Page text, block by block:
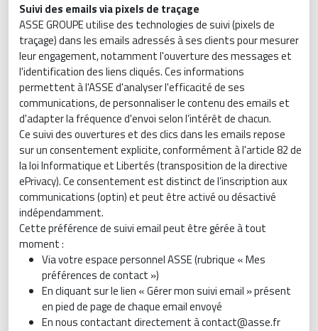
Suivi des emails via pixels de traçage
ASSE GROUPE utilise des technologies de suivi (pixels de
traçage) dans les emails adressés à ses clients pour mesurer
leur engagement, notamment l'ouverture des messages et
l'identification des liens cliqués. Ces informations
permettent à l'ASSE d'analyser l'efficacité de ses
communications, de personnaliser le contenu des emails et
d'adapter la fréquence d'envoi selon l’intérêt de chacun.
Ce suivi des ouvertures et des clics dans les emails repose
sur un consentement explicite, conformément à l'article 82 de
la loi Informatique et Libertés (transposition de la directive
ePrivacy). Ce consentement est distinct de l’inscription aux
communications (optin) et peut être activé ou désactivé
indépendamment.
Cette préférence de suivi email peut être gérée à tout
moment :
Via votre espace personnel ASSE (rubrique « Mes
préférences de contact »)
En cliquant sur le lien « Gérer mon suivi email » présent
en pied de page de chaque email envoyé
En nous contactant directement à contact@asse.fr